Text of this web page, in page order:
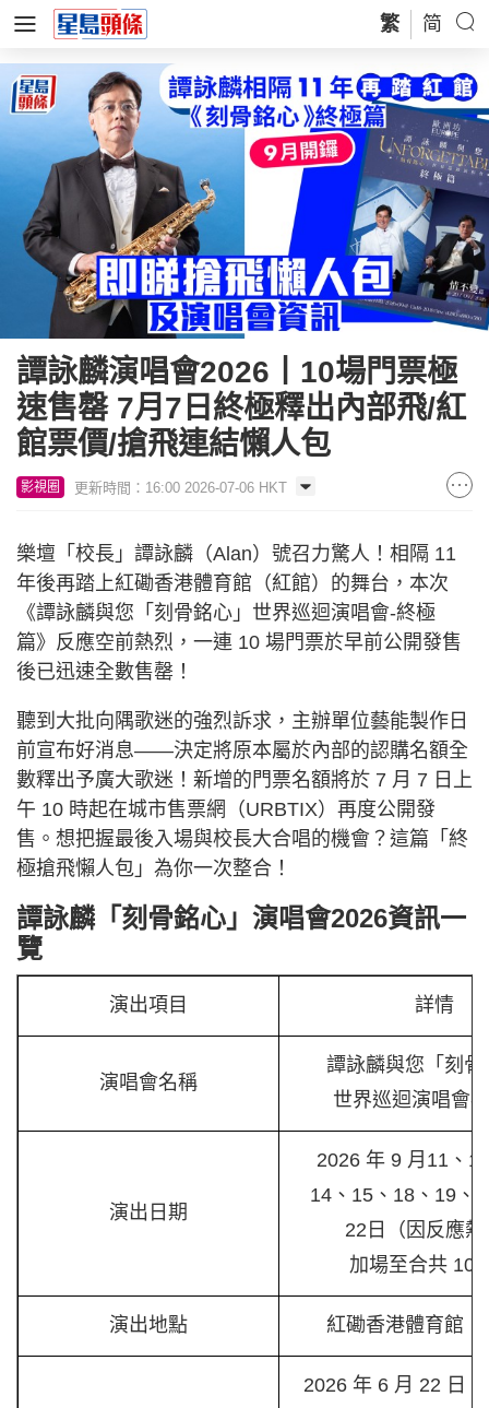
繁 简
譚詠麟演唱會2026丨10場門票極
速售罄 7月7日終極釋出內部飛/紅
館票價/搶飛連結懶人包
影視圈 更新時間：16:00 2026-07-06 HKT
樂壇「校長」譚詠麟（Alan）號召力驚人！相隔 11
年後再踏上紅磡香港體育館（紅館）的舞台，本次
《譚詠麟與您「刻骨銘心」世界巡迴演唱會-終極
篇》反應空前熱烈，一連 10 場門票於早前公開發售
後已迅速全數售罄！
聽到大批向隅歌迷的強烈訴求，主辦單位藝能製作日
前宣布好消息——決定將原本屬於內部的認購名額全
數釋出予廣大歌迷！新增的門票名額將於 7 月 7 日上
午 10 時起在城市售票網（URBTIX）再度公開發
售。想把握最後入場與校長大合唱的機會？這篇「終
極搶飛懶人包」為你一次整合！
譚詠麟「刻骨銘心」演唱會2026資訊一
覽
演出項目 詳情
演唱會名稱
譚詠麟與您「刻骨
世界巡迴演唱會-
演出日期
2026 年 9 月11、
14、15、18、19、
22日（因反應熱
加場至合共 10
演出地點 紅磡香港體育館（
2026 年 6 月 22 日